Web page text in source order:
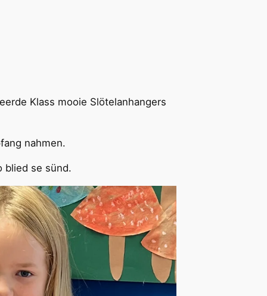
Klass mooie Slötelanhangers
nahmen.
blied se sünd.